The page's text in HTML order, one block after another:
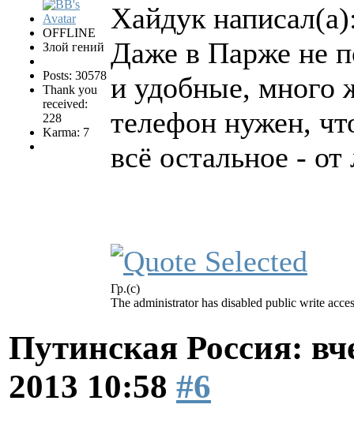
OFFLINE
Злой гений
Posts: 30578
Thank you
received:
228
Karma: 7
Хайдук
Даже в Парже не
и удобные, много
телефон нужен,
всё остальное - от
Гр.(с)
The administrator has disabled public write
Путинская Россия:
2013 10:58 #6